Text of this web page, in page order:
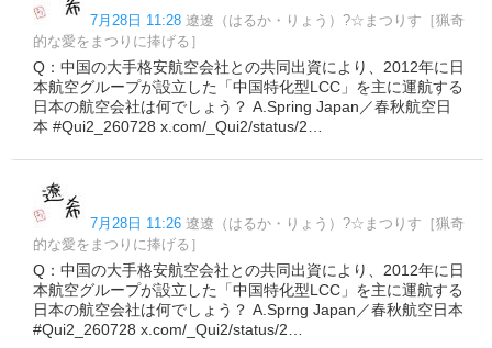
7月28日 11:28 遼遼（はるか・りょう）?☆まつりす［猟奇
的な愛をまつりに捧げる］
Q：中国の大手格安航空会社との共同出資により、2012年に日
本航空グループが設立した「中国特化型LCC」を主に運航する
日本の航空会社は何でしょう？ A.Spring Japan／春秋航空日
本 #Qui2_260728 x.com/_Qui2/status/2…
7月28日 11:26 遼遼（はるか・りょう）?☆まつりす［猟奇
的な愛をまつりに捧げる］
Q：中国の大手格安航空会社との共同出資により、2012年に日
本航空グループが設立した「中国特化型LCC」を主に運航する
日本の航空会社は何でしょう？ A.Sprng Japan／春秋航空日本
#Qui2_260728 x.com/_Qui2/status/2…